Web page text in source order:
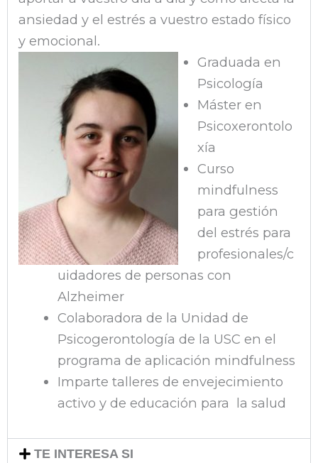
ansiedad y el estrés a vuestro estado físico
y emocional.
Graduada en
Psicología
Máster en
Psicoxerontolo
xía
Curso
mindfulness
para gestión
del estrés para
profesionales/c
uidadores de personas con
Alzheimer
Colaboradora de la Unidad de
Psicogerontología de la USC en el
programa de aplicación mindfulness
Imparte talleres de envejecimiento
activo y de educación para la salud
TE INTERESA SI